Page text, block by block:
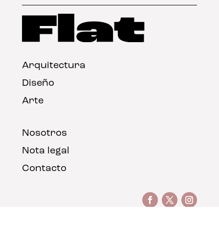
Arquitectura
Diseño
Arte
Nosotros
Nota legal
Contacto